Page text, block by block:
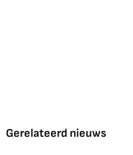
Gerelateerd nieuws